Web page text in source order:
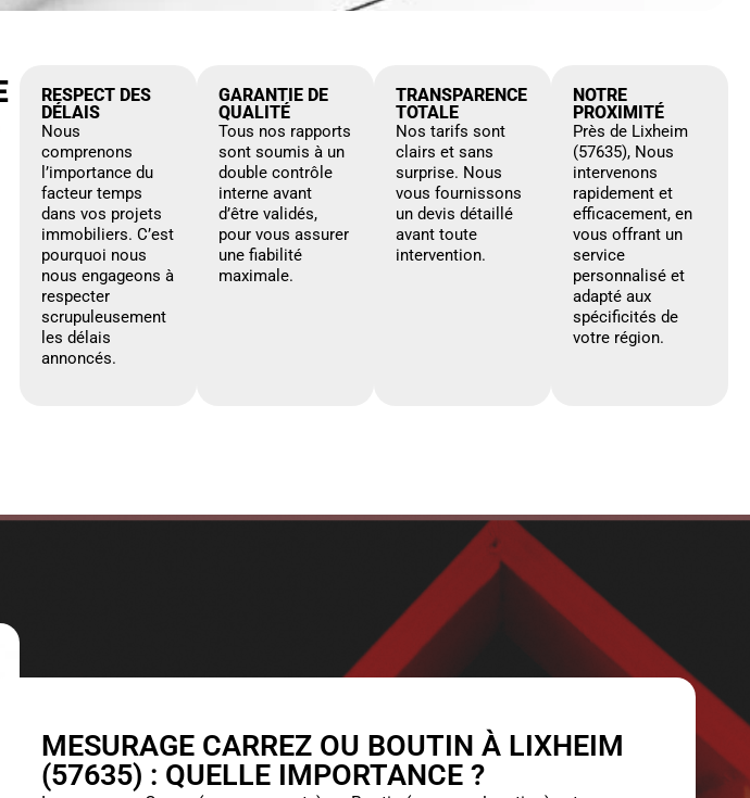
RESPECT DES
DÉLAIS
Nous
comprenons
l’importance du
facteur temps
dans vos projets
immobiliers. C’est
pourquoi nous
nous engageons à
respecter
scrupuleusement
les délais
annoncés.
GARANTIE DE
QUALITÉ
Tous nos rapports
sont soumis à un
double contrôle
interne avant
d’être validés,
pour vous assurer
une fiabilité
maximale.
TRANSPARENCE
TOTALE
Nos tarifs sont
clairs et sans
surprise. Nous
vous fournissons
un devis détaillé
avant toute
intervention.
NOTRE
PROXIMITÉ
Près de Lixheim
(57635), Nous
intervenons
rapidement et
efficacement, en
vous offrant un
service
personnalisé et
adapté aux
spécificités de
votre région.
MESURAGE CARREZ OU BOUTIN À LIXHEIM
(57635) : QUELLE IMPORTANCE ?